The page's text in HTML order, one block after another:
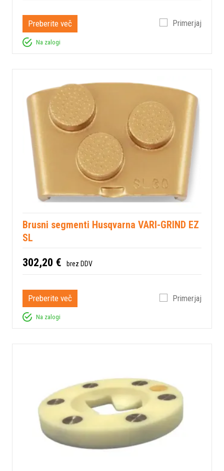
Preberite več Primerjaj
Na zalogi
Brusni segmenti Husqvarna VARI-GRIND EZ
SL
302,20 € brez DDV
Preberite več Primerjaj
Na zalogi